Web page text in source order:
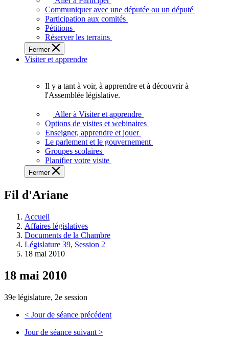
plein
potentiel,
l'Assemblée
a
besoin
de
Communiquer avec une députée ou un député
Participation aux comités
Pétitions
Réserver les terrains
Fermer
Visiter et apprendre
voir,
apprendre
et
à
à
législative.
Il y a tant à voir, à apprendre et à découvrir à
l'Assemblée législative.
Aller à Visiter et apprendre
Options de visites et webinaires
Enseigner, apprendre et jouer
Le parlement et le gouvernement
Groupes scolaires
Planifier votre visite
Fermer
Fil d'Ariane
Accueil
Affaires législatives
Documents de la Chambre
Législature 39, Session 2
18 mai 2010
18 mai 2010
39e législature, 2e session
< Jour de séance précédent
Jour de séance suivant >